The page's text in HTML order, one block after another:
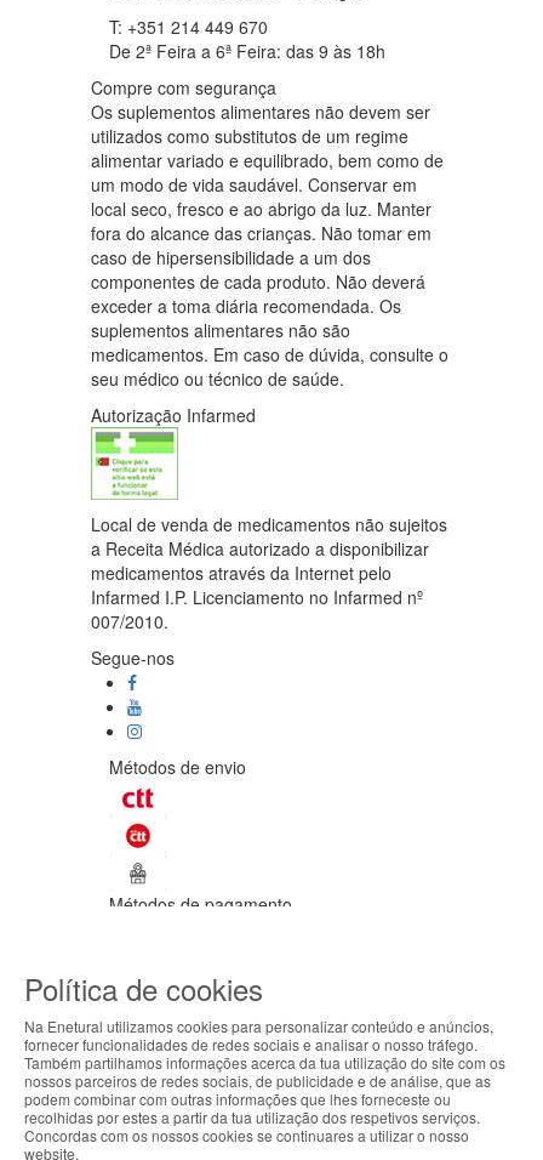
T: +351 214 449 670
De 2ª Feira a 6ª Feira: das 9 às 18h
Compre com segurança
Os suplementos alimentares não devem ser
utilizados como substitutos de um regime
alimentar variado e equilibrado, bem como de
um modo de vida saudável. Conservar em
local seco, fresco e ao abrigo da luz. Manter
fora do alcance das crianças. Não tomar em
caso de hipersensibilidade a um dos
componentes de cada produto. Não deverá
exceder a toma diária recomendada. Os
suplementos alimentares não são
medicamentos. Em caso de dúvida, consulte o
seu médico ou técnico de saúde.
Autorização Infarmed
Local de venda de medicamentos não sujeitos
a Receita Médica autorizado a disponibilizar
medicamentos através da Internet pelo
Infarmed I.P. Licenciamento no Infarmed nº
007/2010.
Segue-nos
Métodos de envio
Métodos de pagamento
Todos os direitos reservados / Salvo
apresentadas são válidas até ao dia 08-
08-2026.
Designed & developed byBsolus
Filtrar por
ABOUT THE COOKIES
Enetural handles information about your visit using
cookies that improve the performance of the
Política de cookies
Na Enetural utilizamos cookies para personalizar conteúdo e anúncios,
fornecer funcionalidades de redes sociais e analisar o nosso tráfego.
Também partilhamos informações acerca da tua utilização do site com os
nossos parceiros de redes sociais, de publicidade e de análise, que as
podem combinar com outras informações que lhes forneceste ou
recolhidas por estes a partir da tua utilização dos respetivos serviços.
Concordas com os nossos cookies se continuares a utilizar o nosso
website.